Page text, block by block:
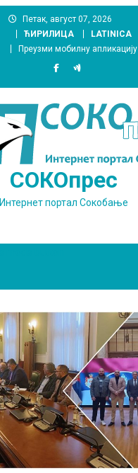
Петак, август 07, 2026
ЋИРИЛИЦА
LATINICA
Преузми мобилну апликацију
СОКОпрес
Интернет портал Сокобање